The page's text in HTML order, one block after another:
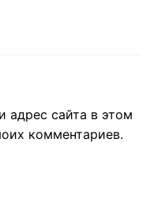
адрес сайта в этом
комментариев.